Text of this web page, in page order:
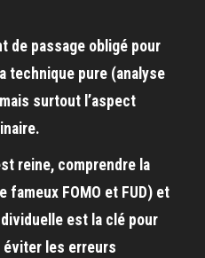
de passage obligé pour
technique pure (analyse
surtout l’aspect
reine, comprendre la
fameux FOMO et FUD) et
est la clé pour
les erreurs